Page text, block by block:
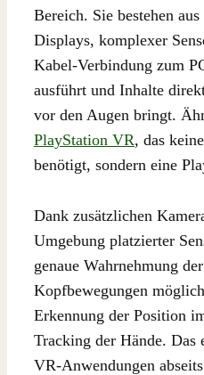
Bereich. Sie bestehen
Displays, komplexer
Kabel-Verbindung zum
ausführt und Inhalte
vor den Augen bringt.
PlayStation VR, das
benötigt, sondern eine
Dank zusätzlichen
Umgebung platzierter
genaue Wahrnehmung
Kopfbewegungen
Erkennung der Position
Tracking der Hände. Das
VR-Anwendungen